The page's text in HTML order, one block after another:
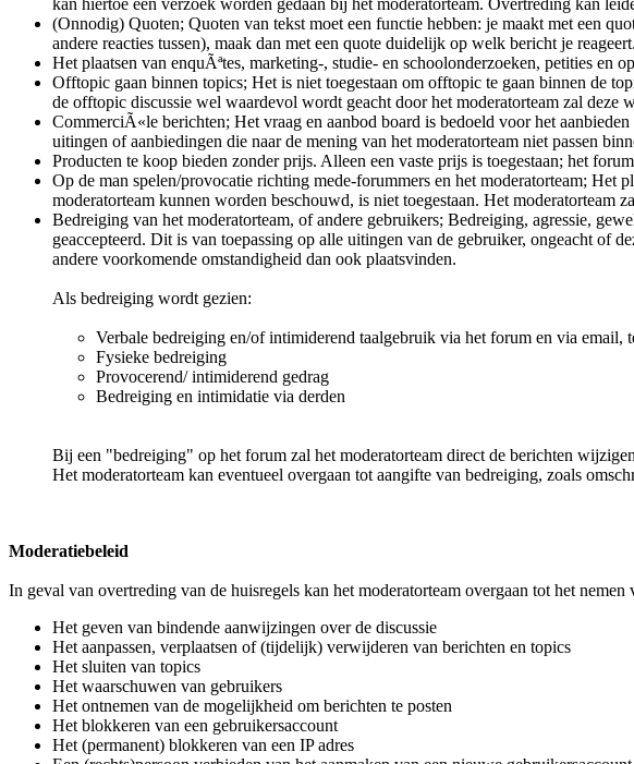
kan hiertoe een verzoek worden gedaan bij het moderatorteam. Overtreding kan
(Onnodig) Quoten; Quoten van tekst moet een functie hebben: je maakt met een
andere reacties tussen), maak dan met een quote duidelijk op welk bericht je reageert.
Het plaatsen van enquÃªtes, marketing-, studie- en schoolonderzoeken, petities en
Offtopic gaan binnen topics; Het is niet toegestaan om offtopic te gaan binnen de
de offtopic discussie wel waardevol wordt geacht door het moderatorteam zal deze
CommerciÃ«le berichten; Het vraag en aanbod board is bedoeld voor het
uitingen of aanbiedingen die naar de mening van het moderatorteam niet passen
Producten te koop bieden zonder prijs. Alleen een vaste prijs is toegestaan; het
Op de man spelen/provocatie richting mede-forummers en het moderatorteam; Het
moderatorteam kunnen worden beschouwd, is niet toegestaan. Het moderatorteam
Bedreiging van het moderatorteam, of andere gebruikers; Bedreiging, agressie,
geaccepteerd. Dit is van toepassing op alle uitingen van de gebruiker, ongeacht of
andere voorkomende omstandigheid dan ook plaatsvinden.
Als bedreiging wordt gezien:
Verbale bedreiging en/of intimiderend taalgebruik via het forum en via email,
Fysieke bedreiging
Provocerend/ intimiderend gedrag
Bedreiging en intimidatie via derden
Bij een "bedreiging" op het forum zal het moderatorteam direct de berichten
Het moderatorteam kan eventueel overgaan tot aangifte van bedreiging, zoals
Moderatiebeleid
In geval van overtreding van de huisregels kan het moderatorteam overgaan tot het
Het geven van bindende aanwijzingen over de discussie
Het aanpassen, verplaatsen of (tijdelijk) verwijderen van berichten en topics
Het sluiten van topics
Het waarschuwen van gebruikers
Het ontnemen van de mogelijkheid om berichten te posten
Het blokkeren van een gebruikersaccount
Het (permanent) blokkeren van een IP adres